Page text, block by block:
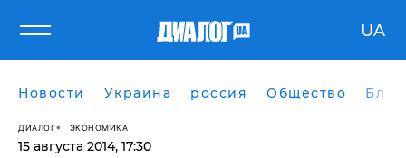
UA
Новости Украина россия Общество
ДИАЛОГ ЭКОНОМИКА
15 августа 2014, 17:30